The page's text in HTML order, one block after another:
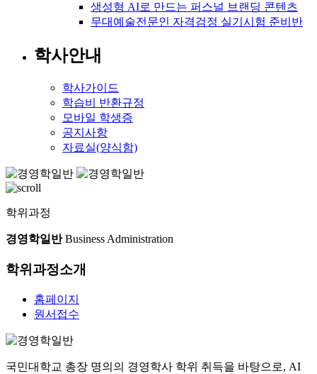
생성형 AI로 만드는 퍼스널 브랜딩 콘텐츠
무대예술전문인 자격검정 실기시험 준비반
학사안내
학사가이드
학습비 반환규정
모바일 학생증
공지사항
자료실(양식함)
학위과정
경영학일반 Business Administration
학위과정소개
홈페이지
원서접수
국민대학교 총장 명의의 경영학사 학위 취득을 바탕으로, AI